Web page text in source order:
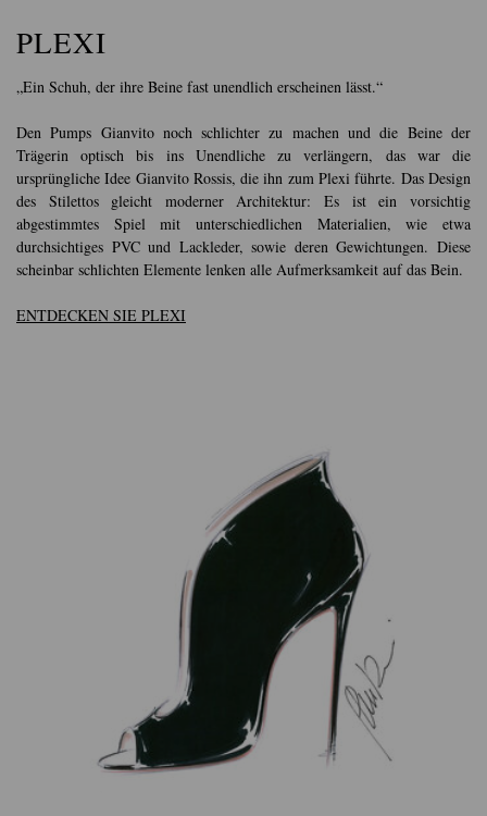
PLEXI
„Ein Schuh, der ihre Beine fast unendlich erscheinen lässt.“
Den Pumps Gianvito noch schlichter zu machen und die Beine der
Trägerin optisch bis ins Unendliche zu verlängern, das war die
ursprüngliche Idee Gianvito Rossis, die ihn zum Plexi führte. Das Design
des Stilettos gleicht moderner Architektur: Es ist ein vorsichtig
abgestimmtes Spiel mit unterschiedlichen Materialien, wie etwa
durchsichtiges PVC und Lackleder, sowie deren Gewichtungen. Diese
scheinbar schlichten Elemente lenken alle Aufmerksamkeit auf das Bein.
ENTDECKEN SIE PLEXI